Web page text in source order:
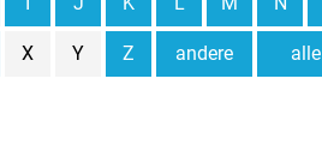
alle
X Y Z andere